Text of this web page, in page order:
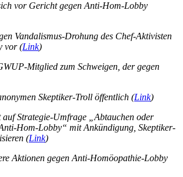
vor Gericht gegen Anti-Hom-Lobby
Vandalismus-Drohung des Chef-Aktivisten
vor (Link)
Mitglied zum Schweigen, der gegen
Skeptiker-Troll öffentlich (Link)
auf Strategie-Umfrage „Abtauchen oder
Hom-Lobby“ mit Ankündigung, Skeptiker-
(Link)
Aktionen gegen Anti-Homöopathie-Lobby